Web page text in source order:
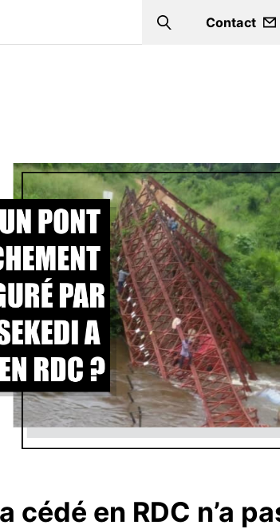
Search
Contact
cédé en RDC n’a